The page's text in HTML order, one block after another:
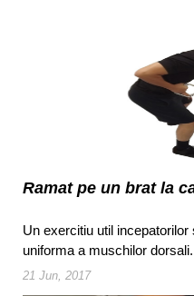
Ramat pe un brat la
Un exercitiu util
uniforma a muschilor dorsali.
21 Jun, 2017